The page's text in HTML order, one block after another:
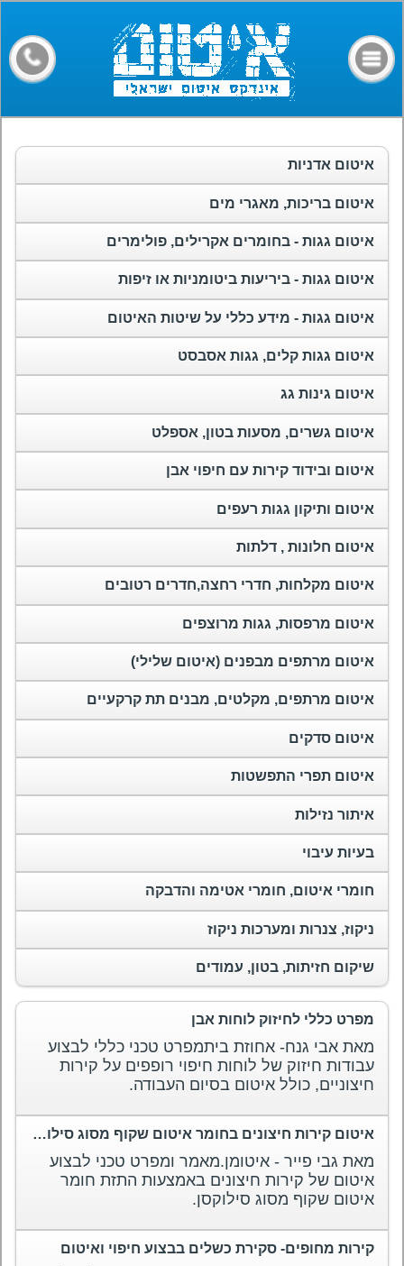
איטום אדניות
איטום בריכות, מאגרי מים
איטום גגות - בחומרים אקרילים, פולימרים
איטום גגות - ביריעות ביטומניות או זיפות
איטום גגות - מידע כללי על שיטות האיטום
איטום גגות קלים, גגות אסבסט
איטום גינות גג
איטום גשרים, מסעות בטון, אספלט
איטום ובידוד קירות עם חיפוי אבן
איטום ותיקון גגות רעפים
איטום חלונות , דלתות
איטום מקלחות, חדרי רחצה,חדרים רטובים
איטום מרפסות, גגות מרוצפים
איטום מרתפים מבפנים (איטום שלילי)
איטום מרתפים, מקלטים, מבנים תת קרקעיים
איטום סדקים
איטום תפרי התפשטות
איתור נזילות
בעיות עיבוי
חומרי איטום, חומרי אטימה והדבקה
ניקוז, צנרות ומערכות ניקוז
שיקום חזיתות, בטון, עמודים
מפרט כללי לחיזוק לוחות אבן
מאת אבי גנח- אחוזת ביתמפרט טכני כללי לבצוע
עבודות חיזוק של לוחות חיפוי רופפים על קירות
חיצוניים, כולל איטום בסיום העבודה.
איטום קירות חיצונים בחומר איטום שקוף מסוג סילוקסן
מאת גבי פייר - איטומן.מאמר ומפרט טכני לבצוע
איטום של קירות חיצונים באמצעות התזת חומר
איטום שקוף מסוג סילוקסן.
קירות מחופים- סקירת כשלים בבצוע חיפוי ואיטום
קבלני איטום